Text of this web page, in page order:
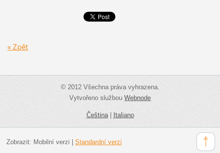
« Zpět
© 2012 Všechna práva vyhrazena.
Vytvořeno službouWebnode
Čeština|Italiano
Zobrazit: Mobilní verzi Standardní verzi